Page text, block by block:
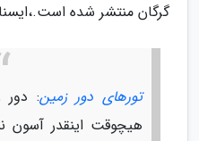
گرگان منتشر شده است.،ایسنا
تورهای دور زمین: دور
هیچوقت اینقدر آسون